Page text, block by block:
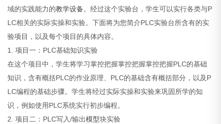
域的实践能力的教学设备。经过这个实验台，学生可以实行各类与P
LC相关的实际实操和实验。下面将为您简介PLC实验台所含有的实
验项目，以及每个项目的具体内容。
1. 项目一：PLC基础知识实验
在这个项目中，学生将学习掌控把握掌控把握掌控把握PLC的基础
知识，含有概括PLC的作业原理、PLC的基础含有概括部分，以及P
LC编程的基础步骤。学生将经过实际实操和实验来巩固所学的知
识，例如使用PLC系统实行初步编程。
2. 项目二：PLC写入/输出模型块实验